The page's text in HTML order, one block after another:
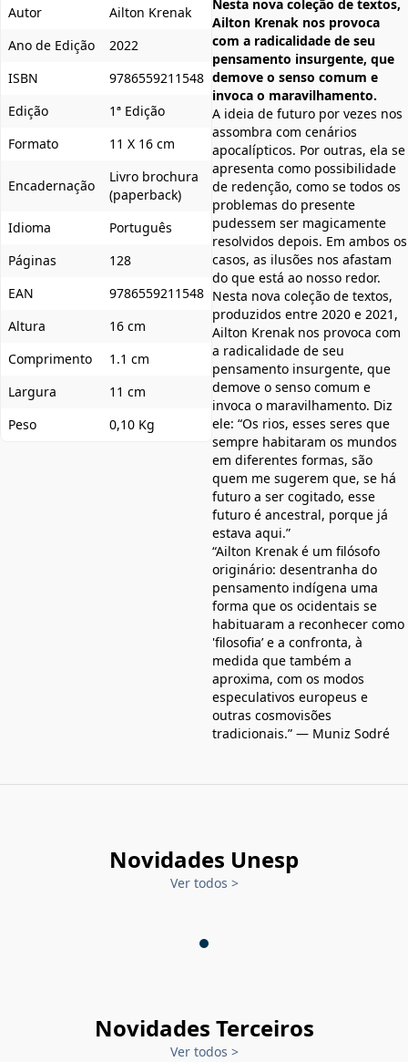
Autor
Ailton Krenak
Ano de Edição
2022
ISBN
9786559211548
Edição
1ª Edição
Formato
11 X 16 cm
Encadernação
Livro brochura
(paperback)
Idioma
Português
Páginas
128
EAN
9786559211548
Altura
16 cm
Comprimento
1.1 cm
Largura
11 cm
Peso
0,10 Kg
Nesta nova coleção de textos,
Ailton Krenak nos provoca
com a radicalidade de seu
pensamento insurgente, que
demove o senso comum e
invoca o maravilhamento.
A ideia de futuro por vezes nos
assombra com cenários
apocalípticos. Por outras, ela se
apresenta como possibilidade
de redenção, como se todos os
problemas do presente
pudessem ser magicamente
resolvidos depois. Em ambos os
casos, as ilusões nos afastam
do que está ao nosso redor.
Nesta nova coleção de textos,
produzidos entre 2020 e 2021,
Ailton Krenak nos provoca com
a radicalidade de seu
pensamento insurgente, que
demove o senso comum e
invoca o maravilhamento. Diz
ele: “Os rios, esses seres que
sempre habitaram os mundos
em diferentes formas, são
quem me sugerem que, se há
futuro a ser cogitado, esse
futuro é ancestral, porque já
estava aqui.”
“Ailton Krenak é um filósofo
originário: desentranha do
pensamento indígena uma
forma que os ocidentais se
habituaram a reconhecer como
'filosofia’ e a confronta, à
medida que também a
aproxima, com os modos
especulativos europeus e
outras cosmovisões
tradicionais.” — Muniz Sodré
Novidades Unesp
Ver todos >
Novidades Terceiros
Ver todos >